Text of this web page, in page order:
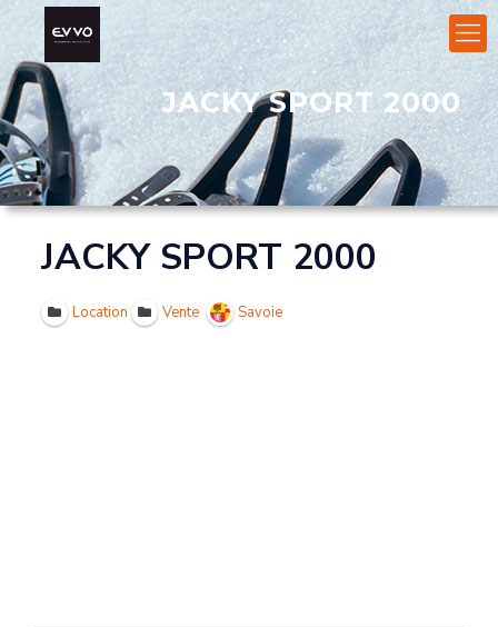
JACKY SPORT 2000
JACKY SPORT 2000
Location Vente Savoie